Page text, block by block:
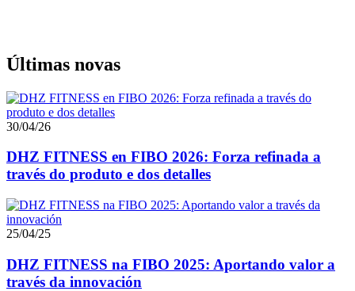
Últimas novas
30/04/26
DHZ FITNESS en FIBO 2026: Forza refinada a
través do produto e dos detalles
25/04/25
DHZ FITNESS na FIBO 2025: Aportando valor a
través da innovación